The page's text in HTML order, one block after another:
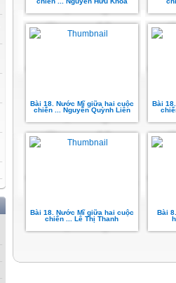
Bài 18. Nước Mĩ giữa hai cuộc
chiến ... Nguyễn Quỳnh Liên
Bài
Bài 18. Nước Mĩ giữa hai cuộc
chiến ... Lê Thị Thanh
Bài